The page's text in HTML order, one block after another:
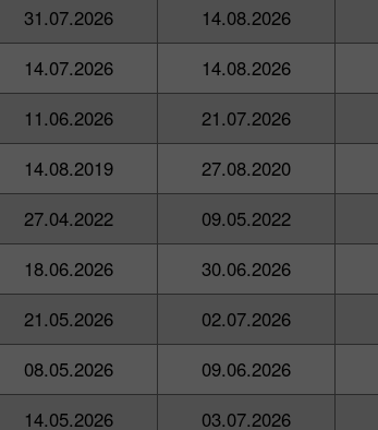
31.07.2026 14.08.2026
14.07.2026 14.08.2026
11.06.2026 21.07.2026
14.08.2019 27.08.2020
27.04.2022 09.05.2022
18.06.2026 30.06.2026
21.05.2026 02.07.2026
08.05.2026 09.06.2026
14.05.2026 03.07.2026